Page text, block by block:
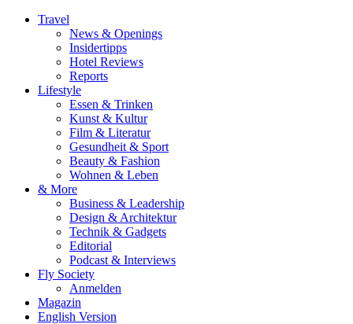
Travel
News & Openings
Insidertipps
Hotel Reviews
Reports
Lifestyle
Essen & Trinken
Kunst & Kultur
Film & Literatur
Gesundheit & Sport
Beauty & Fashion
Wohnen & Leben
& More
Business & Leadership
Design & Architektur
Technik & Gadgets
Editorial
Podcast & Interviews
Fly Society
Anmelden
Magazin
English Version